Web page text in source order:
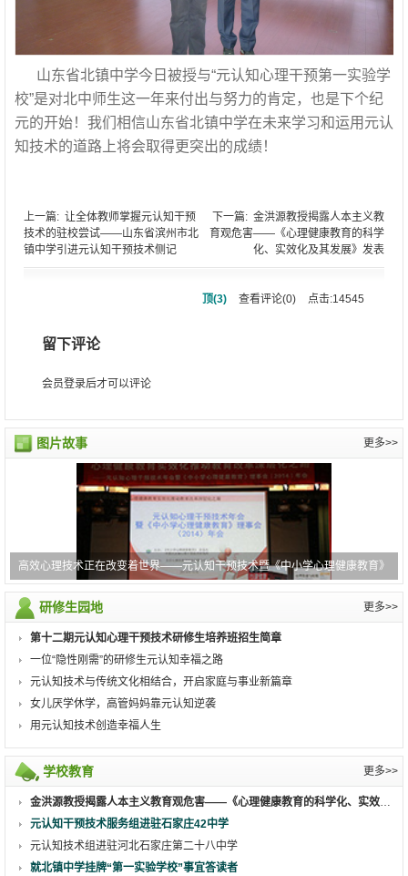
山东省北镇中学今日被授与“元认知心理干预第一实验学
校”是对北中师生这一年来付出与努力的肯定，也是下个纪
元的开始！我们相信山东省北镇中学在未来学习和运用元认
知技术的道路上将会取得更突出的成绩！
下一篇: 金洪源教授揭露人本主义教
育观危害——《心理健康教育的科学
化、实效化及其发展》发表
上一篇: 让全体教师掌握元认知干预
技术的驻校尝试——山东省滨州市北
镇中学引进元认知干预技术侧记
顶(3) 查看评论(0) 点击:14545
留下评论
会员登录后才可以评论
更多>>
图片故事
高效心理技术正在改变着世界——元认知干预技术暨《中小学心理健康教育》
(2014)年会侧记
更多>>
研修生园地
第十二期元认知心理干预技术研修生培养班招生简章
一位“隐性刚需”的研修生元认知幸福之路
元认知技术与传统文化相结合，开启家庭与事业新篇章
女儿厌学休学，高管妈妈靠元认知逆袭
用元认知技术创造幸福人生
更多>>
学校教育
元认知干预技术服务组进驻石家庄42中学
元认知技术组进驻河北石家庄第二十八中学
就北镇中学挂牌“第一实验学校”事宜答读者